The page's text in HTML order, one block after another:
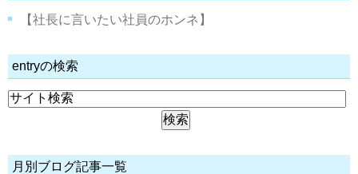
【社長に言いたい社員のホンネ】
entryの検索
月別ブログ記事一覧